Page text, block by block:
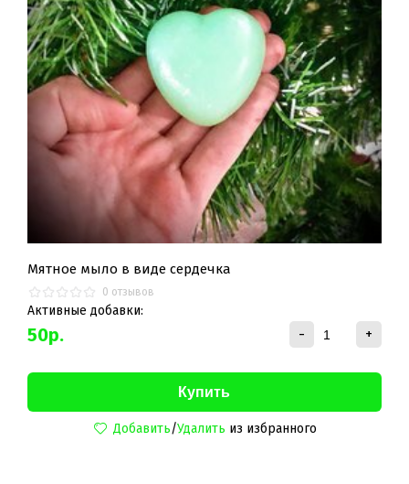
Мятное мыло в виде сердечка
0 отзывов
Активные добавки:
50р. - +
Добавить/Удалить из избранного